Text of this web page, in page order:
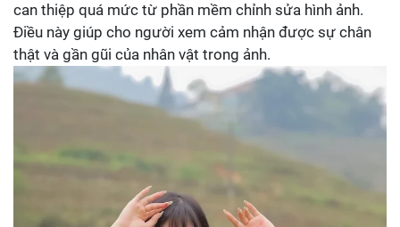
can thiệp quá mức từ phần mềm chỉnh sửa hình ảnh.
Điều này giúp cho người xem cảm nhận được sự chân
thật và gần gũi của nhân vật trong ảnh.